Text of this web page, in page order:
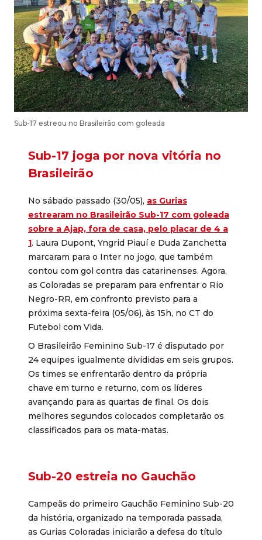
Sub-17 estreou no Brasileirão com goleada
Sub-17 joga por nova vitória no
Brasileirão
No sábado passado (30/05), as Gurias
estrearam no Brasileirão Sub-17 com goleada
sobre a Ajap, fora de casa, pelo placar de 4 a
1. Laura Dupont, Yngrid Piauí e Duda Zanchetta
marcaram para o Inter no jogo, que também
contou com gol contra das catarinenses. Agora,
as Coloradas se preparam para enfrentar o Rio
Negro-RR, em confronto previsto para a
próxima sexta-feira (05/06), às 15h, no CT do
Futebol com Vida.
O Brasileirão Feminino Sub-17 é disputado por
24 equipes igualmente divididas em seis grupos.
Os times se enfrentarão dentro da própria
chave em turno e returno, com os líderes
avançando para as quartas de final. Os dois
melhores segundos colocados completarão os
classificados para os mata-matas.
Sub-20 estreia no Gauchão
Campeãs do primeiro Gauchão Feminino Sub-20
da história, organizado na temporada passada,
as Gurias Coloradas iniciarão a defesa do título